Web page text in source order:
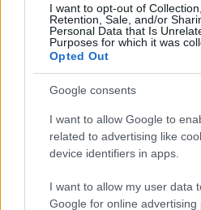
I want to opt-out of
Retention, Sale, and/or
Personal Data that Is
Purposes for which it was
Opted Out
Google consents
I want to allow Google to
related to advertising like
device identifiers in apps.
I want to allow my user data
Google for online advertising
A romantika
Hugó
Pápai nuncius
tér 4-5. története